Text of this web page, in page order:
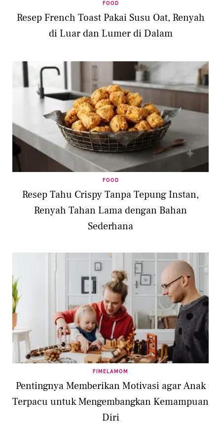
FOOD
Resep French Toast Pakai Susu Oat, Renyah
di Luar dan Lumer di Dalam
FOOD
Resep Tahu Crispy Tanpa Tepung Instan,
Renyah Tahan Lama dengan Bahan
Sederhana
FIMELAMOM
Pentingnya Memberikan Motivasi agar Anak
Terpacu untuk Mengembangkan Kemampuan
Diri